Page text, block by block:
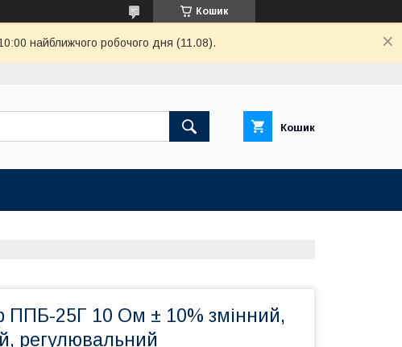
Кошик
найближчого робочого дня (11.08).
Кошик
ППБ-25Г 10 Ом ± 10% змінний,
регулювальний